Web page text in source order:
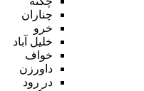
چناران
خرو
خلیل آباد
خواف
داورزن
در رود